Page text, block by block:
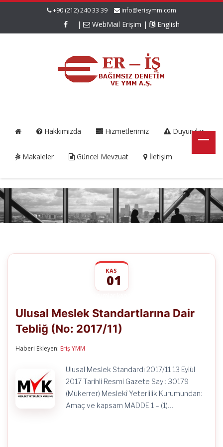
+90 (212) 240 33 39 info@erisymm.com
| WebMail Erişim | English
Hakkımızda Hizmetlerimiz Duyurular
Makaleler Güncel Mevzuat İletişim
KAS
01
Standartlarına
Dair
Tebliğ
Ulusal Meslek Standartlarına Dair
Tebliğ (No: 2017/11)
Haberi Ekleyen: Eriş YMM
Ulusal Meslek Standardı 2017/11 13 Eylül
2017 Tarihli Resmi Gazete Sayı: 30179
(Mükerrer) Meslekî Yeterlilik Kurumundan:
Amaç ve kapsam MADDE 1 – (1)…